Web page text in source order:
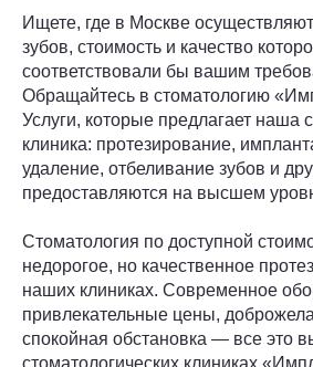
Ищете, где в Москве
зубов, стоимость и качество
соответствовали бы вашим
Обращайтесь в стоматологию
Услуги, которые предлагает наша
клиника: протезирование,
удаление, отбеливание зубов и
предоставляются на высшем
Стоматология по доступной
недорогое, но качественное
наших клиниках. Современное
привлекательные цены,
спокойная обстановка — все это
стоматологических клиниках